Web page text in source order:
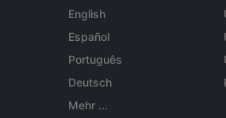
English
Español
Português
Deutsch
Mehr ...